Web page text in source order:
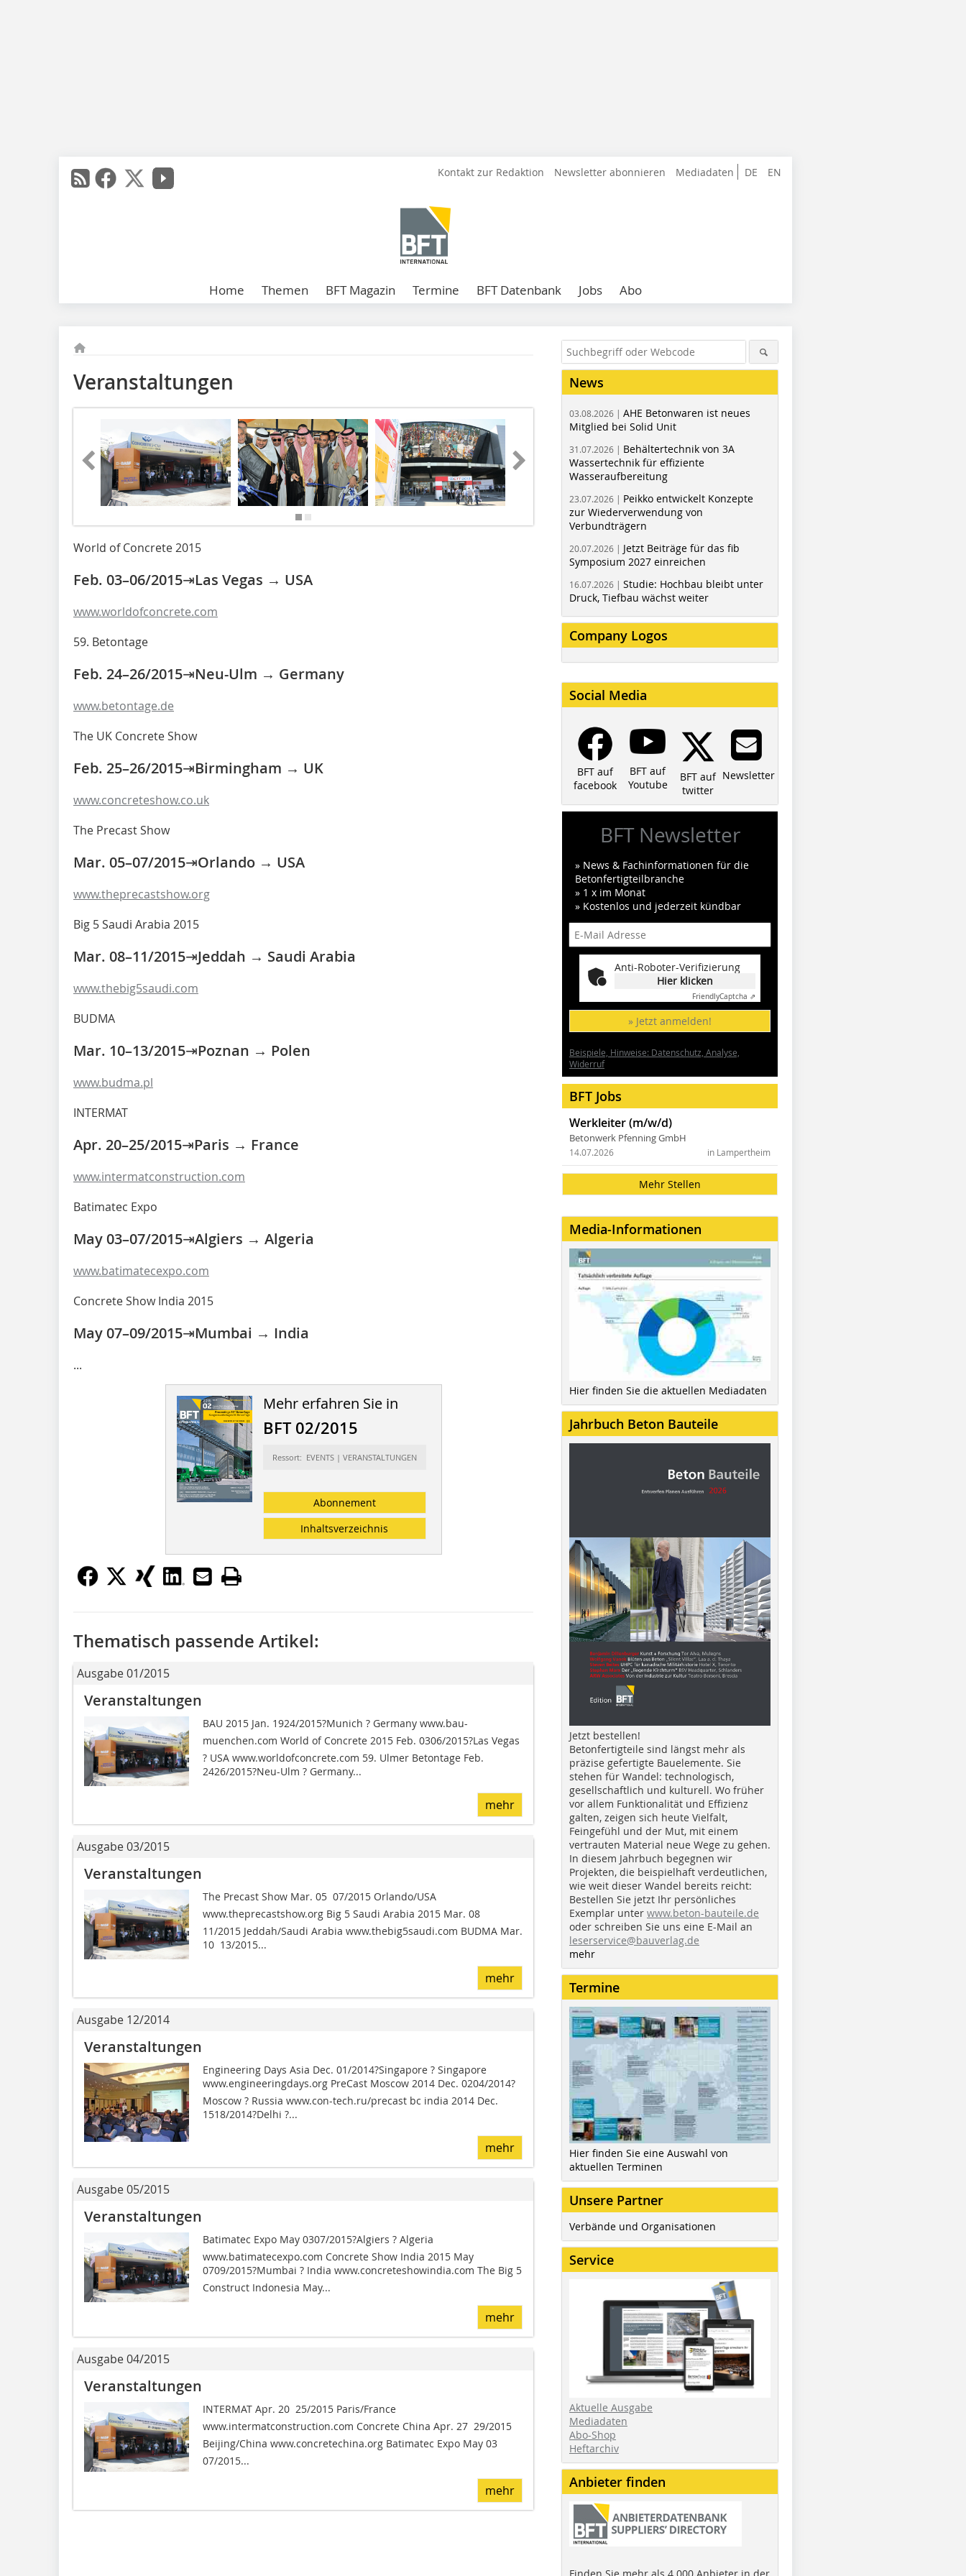
DE EN
Kontakt zur Redaktion Newsletter abonnieren Mediadaten
Home Themen BFT Magazin Termine BFT Datenbank Jobs Abo
Veranstaltungen
World of Concrete 2015
Feb. 03–06/2015⇥Las Vegas → USA
www.worldofconcrete.com
59. Betontage
Feb. 24–26/2015⇥Neu-Ulm → Germany
www.betontage.de
The UK Concrete Show
Feb. 25–26/2015⇥Birmingham → UK
www.concreteshow.co.uk
The Precast Show
Mar. 05–07/2015⇥Orlando → USA
www.theprecastshow.org
Big 5 Saudi Arabia 2015
Mar. 08–11/2015⇥Jeddah → Saudi Arabia
www.thebig5saudi.com
BUDMA
Mar. 10–13/2015⇥Poznan → Polen
www.budma.pl
INTERMAT
Apr. 20–25/2015⇥Paris → France
www.intermatconstruction.com
Batimatec Expo
May 03–07/2015⇥Algiers → Algeria
www.batimatecexpo.com
Concrete Show India 2015
May 07–09/2015⇥Mumbai → India
...
Mehr erfahren Sie in
BFT 02/2015
Ressort: EVENTS | VERANSTALTUNGEN
Abonnement
Inhaltsverzeichnis
Thematisch passende Artikel:
Ausgabe 01/2015
Veranstaltungen
BAU 2015 Jan. 1924/2015?Munich ? Germany www.bau-
muenchen.com World of Concrete 2015 Feb. 0306/2015?Las Vegas
? USA www.worldofconcrete.com 59. Ulmer Betontage Feb.
2426/2015?Neu-Ulm ? Germany...
mehr
Ausgabe 03/2015
Veranstaltungen
The Precast Show Mar. 05  07/2015 Orlando/USA
www.theprecastshow.org Big 5 Saudi Arabia 2015 Mar. 08 
11/2015 Jeddah/Saudi Arabia www.thebig5saudi.com BUDMA Mar.
10  13/2015...
mehr
Ausgabe 12/2014
Veranstaltungen
Engineering Days Asia Dec. 01/2014?Singapore ? Singapore
www.engineeringdays.org PreCast Moscow 2014 Dec. 0204/2014?
Moscow ? Russia www.con-tech.ru/precast bc india 2014 Dec.
1518/2014?Delhi ?...
mehr
Ausgabe 05/2015
Veranstaltungen
Batimatec Expo May 0307/2015?Algiers ? Algeria
www.batimatecexpo.com Concrete Show India 2015 May
0709/2015?Mumbai ? India www.concreteshowindia.com The Big 5
Construct Indonesia May...
mehr
Ausgabe 04/2015
Veranstaltungen
INTERMAT Apr. 20  25/2015 Paris/France
www.intermatconstruction.com Concrete China Apr. 27  29/2015
Beijing/China www.concretechina.org Batimatec Expo May 03 
07/2015...
mehr
News
03.08.2026 | AHE Betonwaren ist neues
Mitglied bei Solid Unit
31.07.2026 | Behältertechnik von 3A
Wassertechnik für effiziente
Wasseraufbereitung
23.07.2026 | Peikko entwickelt Konzepte
zur Wiederverwendung von
Verbundträgern
20.07.2026 | Jetzt Beiträge für das fib
Symposium 2027 einreichen
16.07.2026 | Studie: Hochbau bleibt unter
Druck, Tiefbau wächst weiter
Company Logos
Social Media
BFT auf
facebook
BFT auf
Youtube
BFT auf
twitter
Newsletter
BFT Newsletter
» News & Fachinformationen für die
Betonfertigteilbranche
» 1 x im Monat
» Kostenlos und jederzeit kündbar
Anti-Roboter-Verifizierung
Hier klicken
FriendlyCaptcha ⇗
» Jetzt anmelden!
Beispiele, Hinweise: Datenschutz, Analyse,
Widerruf
BFT Jobs
Werkleiter (m/w/d)
Betonwerk Pfenning GmbH
in Lampertheim
14.07.2026
Mehr Stellen
Media-Informationen
Hier finden Sie die aktuellen Mediadaten
Jahrbuch Beton Bauteile
Jetzt bestellen!
Betonfertigteile sind längst mehr als
präzise gefertigte Bauelemente. Sie
stehen für Wandel: technologisch,
gesellschaftlich und kulturell. Wo früher
vor allem Funktionalität und Effizienz
galten, zeigen sich heute Vielfalt,
Feingefühl und der Mut, mit einem
vertrauten Material neue Wege zu gehen.
In diesem Jahrbuch begegnen wir
Projekten, die beispielhaft verdeutlichen,
wie weit dieser Wandel bereits reicht:
Bestellen Sie jetzt Ihr persönliches
Exemplar unter www.beton-bauteile.de
oder schreiben Sie uns eine E-Mail an
leserservice@bauverlag.de
mehr
Termine
Hier finden Sie eine Auswahl von
aktuellen Terminen
Unsere Partner
Verbände und Organisationen
Service
Aktuelle Ausgabe
Mediadaten
Abo-Shop
Heftarchiv
Anbieter finden